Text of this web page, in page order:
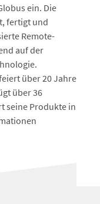
ein. Die
fertigt und
Remote-
auf der
über 20 Jahre
über 36
seine Produkte in